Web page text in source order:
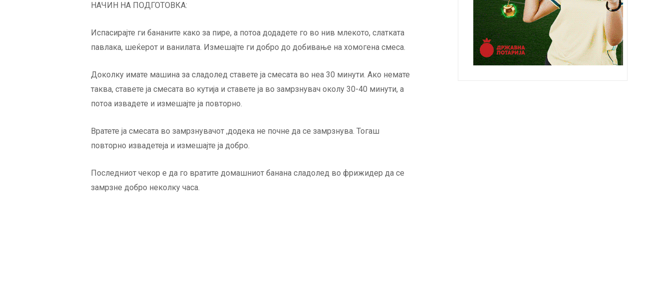
НАЧИН НА ПОДГОТОВКА:
Испасирајте ги бананите како за пире, а потоа додадете го во нив млекото, слатката
павлака, шеќерот и ванилата. Измешајте ги добро до добивање на хомогена смеса.
Доколку имате машина за сладолед ставете ја смесата во неа 30 минути. Ако немате
таква, ставете ја смесата во кутија и ставете ја во замрзнувач околу 30-40 минути, а
потоа извадете и измешајте ја повторно.
Вратете ја смесата во замрзнувачот ,додека не почне да се замрзнува. Тогаш
повторно извадетеја и измешајте ја добро.
Последниот чекор е да го вратите домашниот банана сладолед во фрижидер да се
замрзне добро неколку часа.